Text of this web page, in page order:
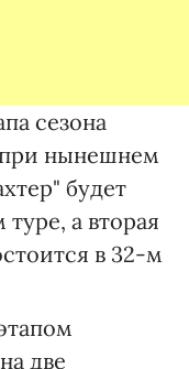
сезона
при нынешнем
будет
а вторая
в 32-м
две